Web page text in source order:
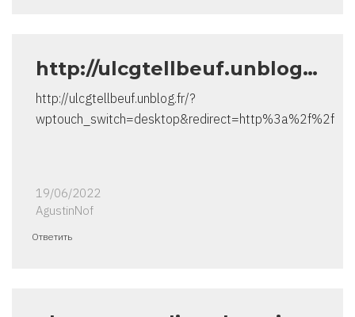
http://ulcgtellbeuf.unblog…
http://ulcgtellbeuf.unblog.fr/?
wptouch_switch=desktop&redirect=http%3a%2f%2f
19/06/2022
AgustinNof
Ответить